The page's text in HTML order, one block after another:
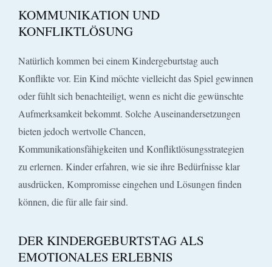
KOMMUNIKATION UND
KONFLIKTLÖSUNG
Natürlich kommen bei einem Kindergeburtstag auch
Konflikte vor. Ein Kind möchte vielleicht das Spiel gewinnen
oder fühlt sich benachteiligt, wenn es nicht die gewünschte
Aufmerksamkeit bekommt. Solche Auseinandersetzungen
bieten jedoch wertvolle Chancen,
Kommunikationsfähigkeiten und Konfliktlösungsstrategien
zu erlernen. Kinder erfahren, wie sie ihre Bedürfnisse klar
ausdrücken, Kompromisse eingehen und Lösungen finden
können, die für alle fair sind.
DER KINDERGEBURTSTAG ALS
EMOTIONALES ERLEBNIS